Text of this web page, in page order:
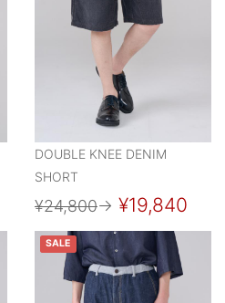
DOUBLE KNEE DENIM
SHORT
¥24,800→ ¥19,840
SALE